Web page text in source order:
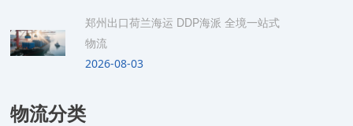
郑州出口荷兰海运 DDP海派 全境一站式
物流
2026-08-03
物流分类